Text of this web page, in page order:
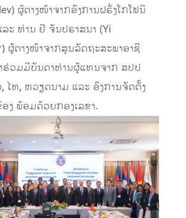
ຜູ້ຕາງໜ້າຈາກອົງການຝຣັ່ງໂກໂຟນີ
ລະ ທ່ານ ຢີ ຈັນປຣາສນາ (Yi
ຜູ້ຕາງໜ້າຈາກສູນລັດຖະສະພາອາຊີ
າຮ່ວມມີບັນດາທ່ານຜູ້ແທນຈາກ ສປປ
ໄທ, ຫວຽດນາມ ແລະ ອົງການຈັດຕັ້ງ
ງ ພ້ອມດ້ວຍກອງເລຂາ.